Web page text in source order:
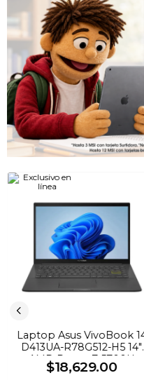
Laptop Asus VivoBook
D413UA-R78G512-H5 14"
AMD Ryzen 7 5700U
512GB SSD 8GB W11H
$18,629.00